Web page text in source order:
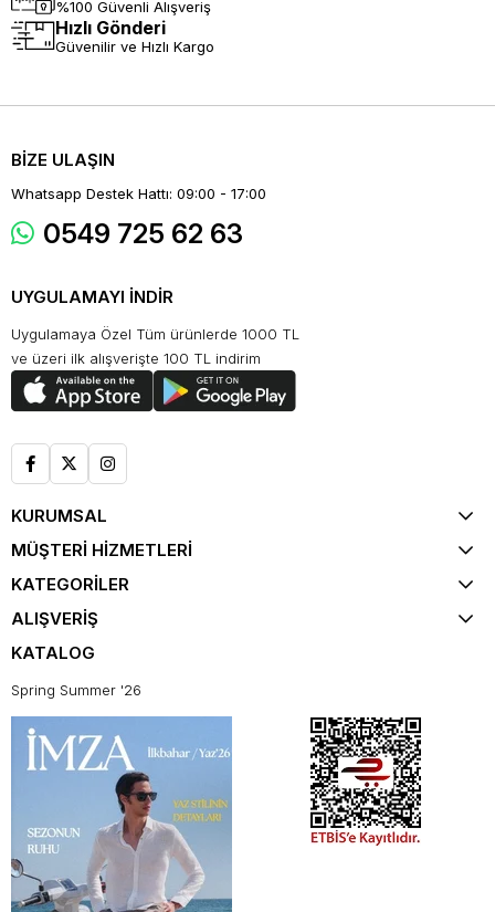
%100 Güvenli Alışveriş
Hızlı Gönderi
Güvenilir ve Hızlı Kargo
BİZE ULAŞIN
Whatsapp Destek Hattı: 09:00 - 17:00
0549 725 62 63
UYGULAMAYI İNDİR
Uygulamaya Özel Tüm ürünlerde 1000 TL
ve üzeri ilk alışverişte 100 TL indirim
KURUMSAL
MÜŞTERİ HİZMETLERİ
KATEGORİLER
ALIŞVERİŞ
KATALOG
Spring Summer '26